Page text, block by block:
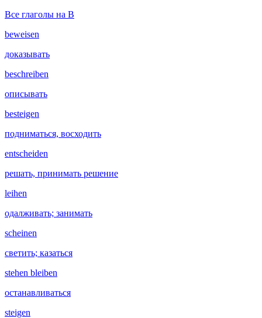
Все глаголы на B
beweisen
доказывать
beschreiben
описывать
besteigen
подниматься, восходить
entscheiden
решать, принимать решение
leihen
одалживать; занимать
scheinen
светить; казаться
stehen bleiben
останавливаться
steigen